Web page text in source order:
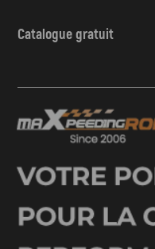
Catalogue gratuit